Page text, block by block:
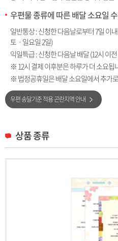
우편물 종류에 따른 배달 소요일 수
일반통상 : 신청한 다음날로부터 7일 이
토ㆍ일요일 2일)
익일특급 : 신청한 다음날 배달 (12시 이
※ 12시 결제 이후분은 하루가 더 소요됩
※ 법정공휴일은 배달 소요일에서 추가
우편 송달기준 적용 곤란지역 안내
상품 종류